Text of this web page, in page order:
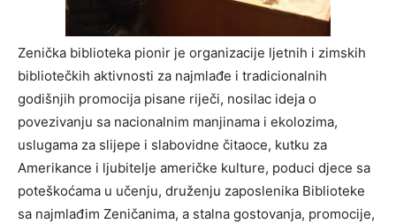
Zenička biblioteka pionir je organizacije ljetnih i zimskih
bibliotečkih aktivnosti za najmlađe i tradicionalnih
godišnjih promocija pisane riječi, nosilac ideja o
povezivanju sa nacionalnim manjinama i ekolozima,
uslugama za slijepe i slabovidne čitaoce, kutku za
Amerikance i ljubitelje američke kulture, poduci djece sa
poteškoćama u učenju, druženju zaposlenika Biblioteke
sa najmlađim Zeničanima, a stalna gostovanja, promocije,